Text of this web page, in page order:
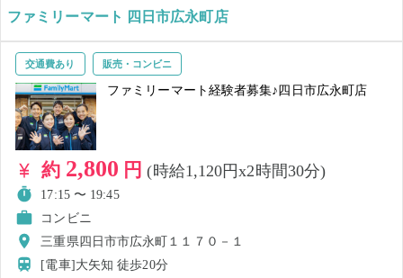
調・体温チェックをした上、店長、又は店舗責任者へお伝えください
ファミリーマート 四日市広永町店
交通費あり 販売・コンビニ
ファミリーマート経験者募集♪四日市広永町店
約 2,800 円(時給1,120円x2時間30分)
17:15 〜 19:45
コンビニ
三重県四日市市広永町１１７０－１
[電車]大矢知徒歩20分